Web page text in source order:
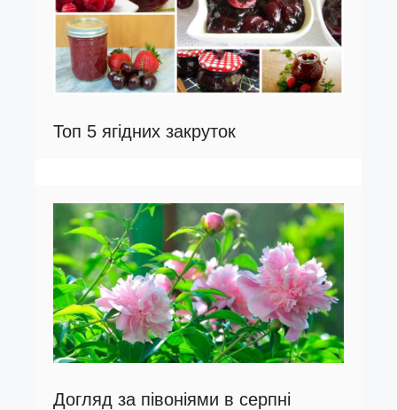
Топ 5 ягідних закруток
Догляд за півоніями в серпні